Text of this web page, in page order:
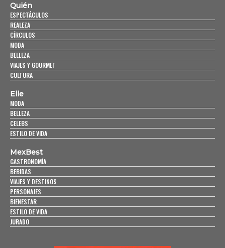
Quién
ESPECTÁCULOS
REALEZA
CÍRCULOS
MODA
BELLEZA
VIAJES Y GOURMET
CULTURA
Elle
MODA
BELLEZA
CELEBS
ESTILO DE VIDA
MexBest
GASTRONOMÍA
BEBIDAS
VIAJES Y DESTINOS
PERSONAJES
BIENESTAR
ESTILO DE VIDA
JURADO